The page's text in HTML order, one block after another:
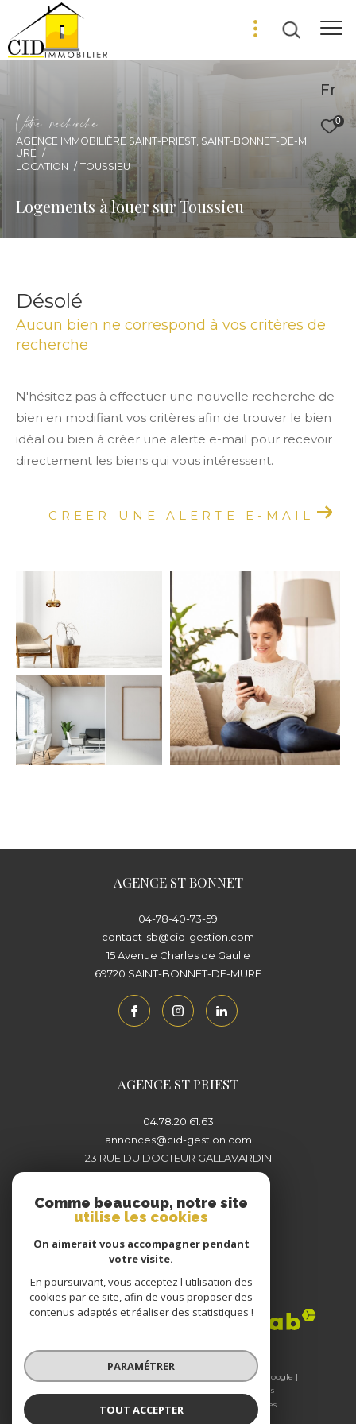
Fr
0
Vore recece
AGENCE IMMOBILIÈRE SAINT-PRIEST, SAINT-BONNET-DE-M
URE
LOCATION
TOUSSIEU
Logements à louer sur Toussieu
Désolé
Aucun bien ne correspond à vos critères de
recherche
N'hésitez pas à effectuer une nouvelle recherche de
bien en modifiant vos critères afin de trouver le bien
idéal ou bien à créer une alerte e-mail pour recevoir
directement les biens qui vous intéressent.
CREER UNE ALERTE E-MAIL
AGENCE ST BONNET
04-78-40-73-59
contact-sb@cid-gestion.com
15 Avenue Charles de Gaulle
69720
SAINT-BONNET-DE-MURE
AGENCE ST PRIEST
04.78.20.61.63
annonces@cid-gestion.com
23 RUE DU DOCTEUR GALLAVARDIN
69800 SAINT-PRIEST
Adhérents
© 2026 | Tous droits réservés | Traduction powered by Google |
Mentions légales
Admin
Nos liens Politique RGPD Cookies
Comme beaucoup, notre site
utilise les cookies
On aimerait vous accompagner pendant
votre visite.
En poursuivant, vous acceptez l'utilisation des
cookies par ce site, afin de vous proposer des
contenus adaptés et réaliser des statistiques !
PARAMÉTRER
TOUT ACCEPTER